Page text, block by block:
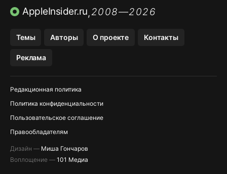
TIKTOK НА IPHONEПРИЛОЖЕНИЯ БЕЗ APP STORE
AppleInsider.ru,2008—2026
Темы Авторы О проекте Контакты
Реклама
Редакционная политика
Политика конфиденциальности
Пользовательское соглашение
Правообладателям
Дизайн — Миша Гончаров
Воплощение — 101 Медиа